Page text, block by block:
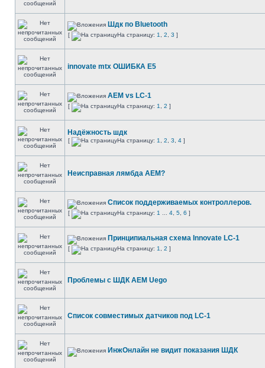
Шдк по Bluetooth
[ На страницу: 1 2 3 ]
innovate mtx ОШИБКА Е5
AEM vs LC-1
[ На страницу: 1 2 ]
Надёжность шдк
[ На страницу: 1 2 3 4 ]
Неисправная лямбда AEM?
Список поддерживаемых контроллеров.
[ На страницу: 1 4 5 6 ]
Принципиальная схема Innovate LC-1
[ На страницу: 1 2 ]
Проблемы с ШДК AEM Uego
Список совместимых датчиков под LC-1
ИнжОнлайн не видит показания ШДК